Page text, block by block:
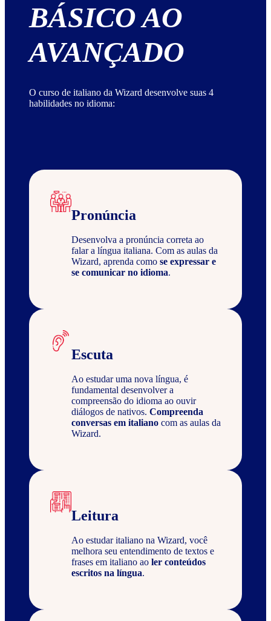
BÁSICO AO
AVANÇADO
O curso de italiano da Wizard desenvolve suas 4
habilidades no idioma:
Pronúncia
Desenvolva a pronúncia correta ao
falar a língua italiana. Com as aulas da
Wizard, aprenda como se expressar e
se comunicar no idioma.
Escuta
Ao estudar uma nova língua, é
fundamental desenvolver a
compreensão do idioma ao ouvir
diálogos de nativos. Compreenda
conversas em italiano com as aulas da
Wizard.
Leitura
Ao estudar italiano na Wizard, você
melhora seu entendimento de textos e
frases em italiano ao ler conteúdos
escritos na língua.